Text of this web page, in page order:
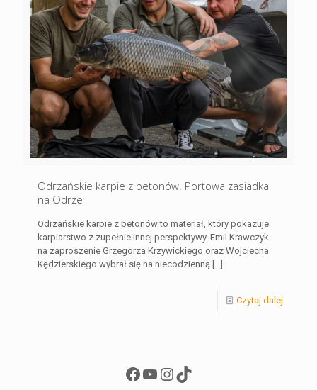
Odrzańskie karpie z betonów. Portowa zasiadka
na Odrze
Odrzańskie karpie z betonów to materiał, który pokazuje
karpiarstwo z zupełnie innej perspektywy. Emil Krawczyk
na zaproszenie Grzegorza Krzywickiego oraz Wojciecha
Kędzierskiego wybrał się na niecodzienną […]
Czytaj dalej
Facebook
YouTube
Instagram
TikTok